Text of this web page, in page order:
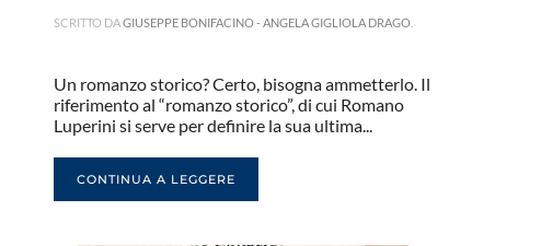
SCRITTO DAGIUSEPPE BONIFACINO - ANGELA GIGLIOLA DRAGO.
Un romanzo storico? Certo, bisogna ammetterlo. Il
riferimento al “romanzo storico”, di cui Romano
Luperini si serve per definire la sua ultima...
CONTINUA A LEGGERE